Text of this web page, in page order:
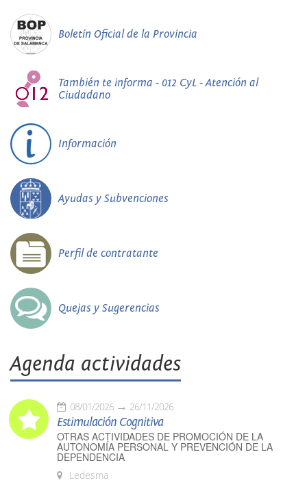
Boletín Oficial de la Provincia
También te informa - 012 CyL - Atención al
Ciudadano
Información
Ayudas y Subvenciones
Perfil de contratante
Quejas y Sugerencias
Agenda actividades
08/01/2026 26/11/2026
Estimulación Cognitiva
OTRAS ACTIVIDADES DE PROMOCIÓN DE LA
AUTONOMÍA PERSONAL Y PREVENCIÓN DE LA
DEPENDENCIA
Ledesma